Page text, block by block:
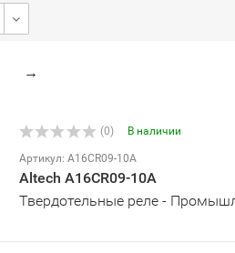
→
(0) В наличии
Артикул: A16CR09-10A
Altech A16CR09-10A
Твердотельные реле -